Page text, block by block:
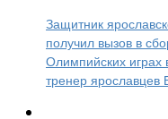
Защитник
получил вызов в
Олимпийских играх
тренер